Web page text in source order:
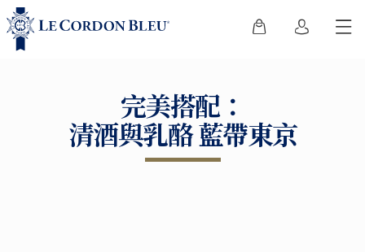
完美搭配：
清酒與乳酪 藍帶東京